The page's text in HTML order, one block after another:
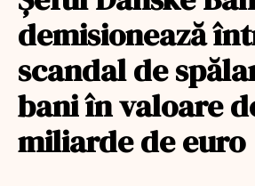
demisionează
scandal de
bani în valoare
miliarde de euro